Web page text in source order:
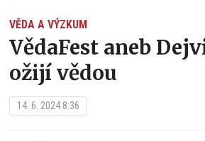
VĚDA A VÝZKUM
VědaFest aneb
ožijí vědou
14. 6. 2024 8:36